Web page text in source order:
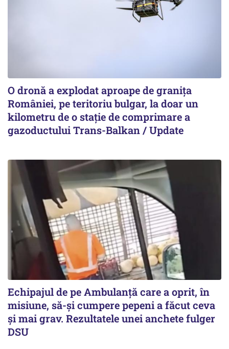
O dronă a explodat aproape de granița
României, pe teritoriu bulgar, la doar un
kilometru de o stație de comprimare a
gazoductului Trans-Balkan / Update
Echipajul de pe Ambulanță care a oprit, în
misiune, să-și cumpere pepeni a făcut ceva
și mai grav. Rezultatele unei anchete fulger
DSU